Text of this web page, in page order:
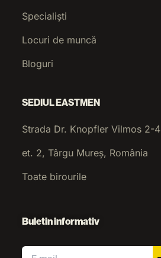
Specialiști
Locuri de muncă
Bloguri
SEDIUL EASTMEN
Strada Dr. Knopfler Vilmos 2-4
et. 2, Târgu Mureș, România
Toate birourile
Buletin informativ